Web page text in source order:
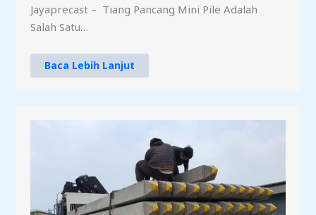
Jayaprecast – Tiang Pancang Mini Pile Adalah
Salah Satu…
Baca Lebih Lanjut